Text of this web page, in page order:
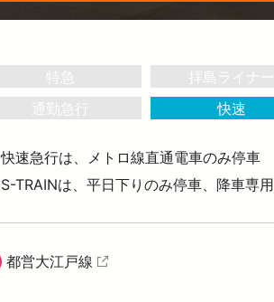
西武鉄道 子育て応援サイト
特急 拝島ライナー
通勤急行
快速
快速急行は、メトロ線直通電車のみ停車
S-TRAINは、平日下りのみ停車、降車専用
都営大江戸線